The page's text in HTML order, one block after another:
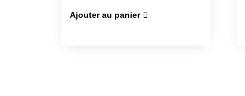
Ajouter au panier